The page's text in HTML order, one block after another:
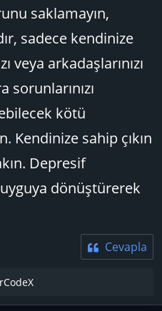
saklamayın,
sadece kendinize
veya arkadaşlarınızı
kötü
Kendinize sahip çıkın
Depresif
dönüştürerek
Cevapla